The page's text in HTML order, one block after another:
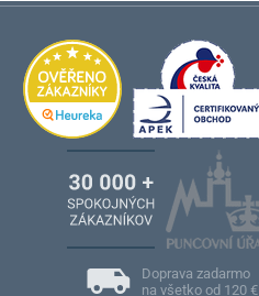
Doprava zadarmo
na všetko od 120 €